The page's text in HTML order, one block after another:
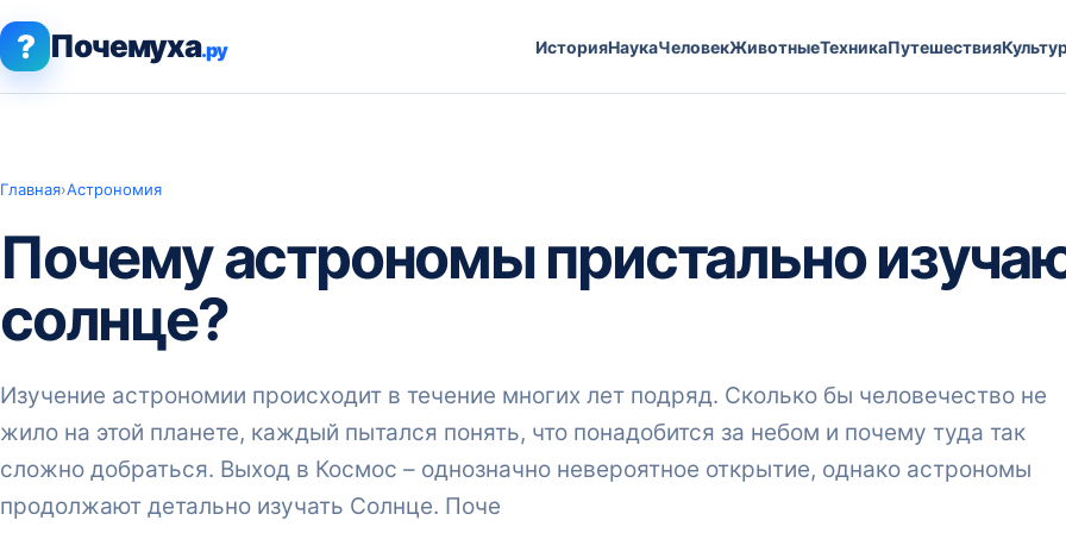
? Почемуха.ру ИсторияНаукаЧеловекЖивотныеТехникаПутешествия
Главная›Астрономия
Почему астрономы пристально
солнце?
Изучение астрономии происходит в течение многих лет подряд. Сколько бы человечество не
жило на этой планете, каждый пытался понять, что понадобится за небом и почему туда так
сложно добраться. Выход в Космос – однозначно невероятное открытие, однако астрономы
продолжают детально изучать Солнце. Поче